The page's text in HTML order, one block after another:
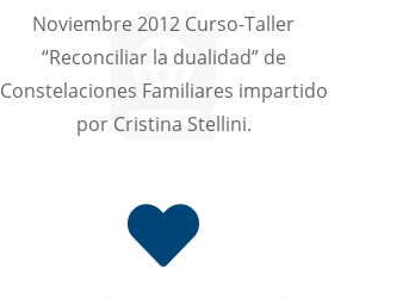
Noviembre 2012 Curso-Taller
“Reconciliar la dualidad” de
Constelaciones Familiares impartido
por Cristina Stellini.